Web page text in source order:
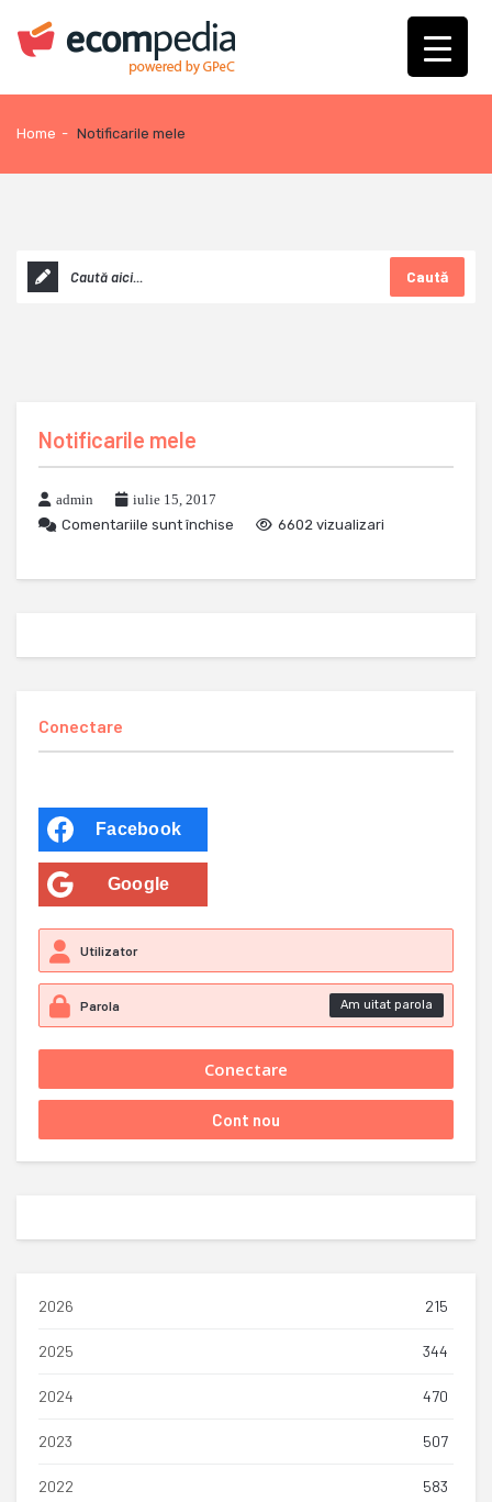
Home - Notificarile mele
Caută
Notificarile mele
admin
iulie 15, 2017
Comentariile sunt închise
6602 vizualizari
Conectare
Facebook
Google
Am uitat parola
2026 215
2025 344
2024 470
2023 507
2022 583